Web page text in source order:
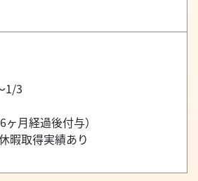
1/3
月経過後付与）
暇取得実績あり